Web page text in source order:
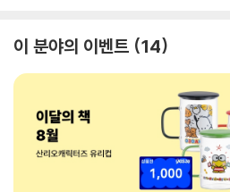
이 분야의 이벤트 14